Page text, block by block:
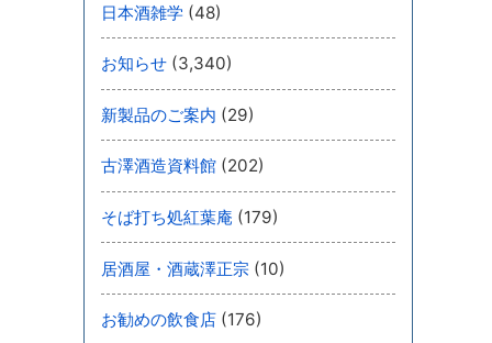
日本酒雑学 (48)
お知らせ (3,340)
新製品のご案内 (29)
古澤酒造資料館 (202)
そば打ち処紅葉庵 (179)
居酒屋・酒蔵澤正宗 (10)
お勧めの飲食店 (176)